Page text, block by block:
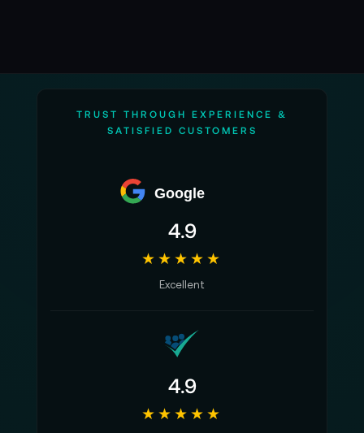
TRUST THROUGH EXPERIENCE &
SATISFIED CUSTOMERS
Google
4.9
★★★★★
Excellent
4.9
★★★★★